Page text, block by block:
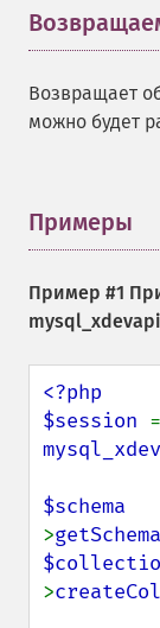
Возвращает
можно будет
Примеры
Пример #1
<?php
$session
>getSchema
>